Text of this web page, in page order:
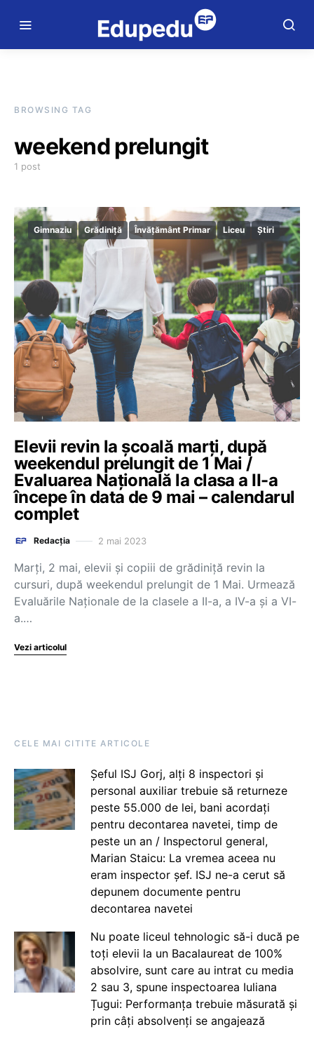
BROWSING TAG
weekend prelungit
1 post
Gimnaziu Grădiniță Învățământ Primar Liceu Știri
Elevii revin la școală marți, după
weekendul prelungit de 1 Mai /
Evaluarea Națională la clasa a II-a
începe în data de 9 mai – calendarul
complet
Redacția 2 mai 2023
Marți, 2 mai, elevii și copiii de grădiniță revin la
cursuri, după weekendul prelungit de 1 Mai. Urmează
Evaluările Naționale de la clasele a II-a, a IV-a și a VI-
a.…
Vezi articolul
CELE MAI CITITE ARTICOLE
Șeful ISJ Gorj, alți 8 inspectori și
personal auxiliar trebuie să returneze
peste 55.000 de lei, bani acordați
pentru decontarea navetei, timp de
peste un an / Inspectorul general,
Marian Staicu: La vremea aceea nu
eram inspector șef. ISJ ne-a cerut să
depunem documente pentru
decontarea navetei
Nu poate liceul tehnologic să-i ducă pe
toți elevii la un Bacalaureat de 100%
absolvire, sunt care au intrat cu media
2 sau 3, spune inspectoarea Iuliana
Țugui: Performanța trebuie măsurată și
prin câți absolvenți se angajează